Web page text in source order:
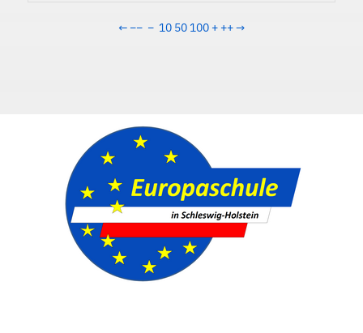
← −− − 10 50 100 + ++→